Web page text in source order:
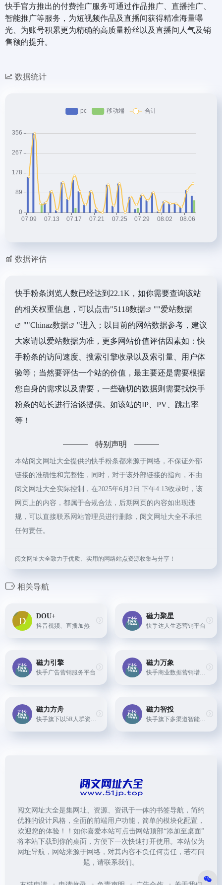
快手官方推出的付费推广服务可通过作品推广、直播推广、
智能推广等服务，为短视频作品及直播间获得精准海量曝
光、为账号积累更为精确的高质量粉丝以及直播间人气及销
售额的提升。
数据统计
数据评估
快手粉条浏览人数已经达到22.1K，如你需要查询该站
的相关权重信息，可以点击"5118数据 ""爱站数据
""Chinaz数据
"进入；以目前的网站数据参考，建议
大家请以爱站数据为准，更多网站价值评估因素如：快
手粉条的访问速度、搜索引擎收录以及索引量、用户体
验等；当然要评估一个站的价值，最主要还是需要根据
您自身的需求以及需要，一些确切的数据则需要找快手
粉条的站长进行洽谈提供。如该站的IP、PV、跳出率
等！
特别声明
本站阅文网址大全提供的快手粉条都来源于网络，不保证外部
链接的准确性和完整性，同时，对于该外部链接的指向，不由
阅文网址大全实际控制，在2025年6月2日 下午4:13收录时，该
网页上的内容，都属于合规合法，后期网页的内容如出现违
规，可以直接联系网站管理员进行删除，阅文网址大全不承担
任何责任。
阅文网址大全致力于优质、实用的网络站点资源收集与分享！
相关导航
DOU+
抖音视频、直播加热
磁力聚星
快手达人生态营销平台
磁力引擎
快手广告营销服务平台
磁力万象
快手商业数据营销增长引擎
磁力方舟
快手旗下以5R人群资产模型（触达-记住-兴趣-行动-忠诚）为基础，为您提供用户资产沉淀、洞察、决策、营销、度量的能力，赋能品牌营销增长的数据平台
磁力智投
快手旗下多渠道智能广告投放服务平台
阅文网址大全是集网址、资源、资讯于一体的书签导航，简约
优雅的设计风格，全面的前端用户功能，简单的模块化配置，
欢迎您的体验！！如你喜爱本站可点击网站顶部“添加至桌面”
将本站下载到你的桌面，方便下一次快速打开使用。本站仅为
网址导航，网站来源于网络，对其内容不负任何责任，若有问
题，请联系我们。